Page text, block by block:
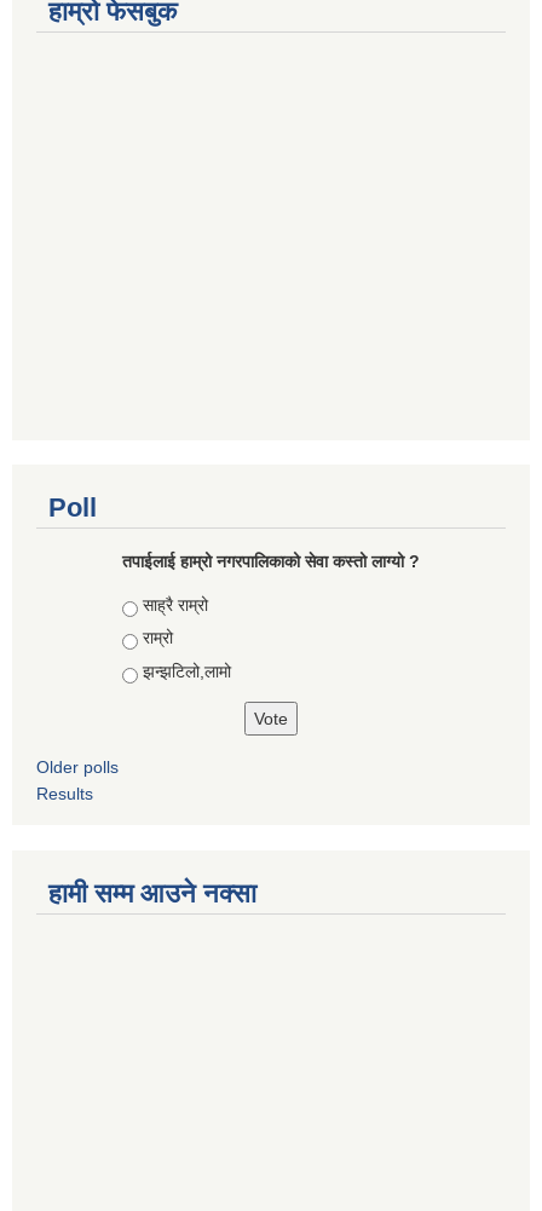
हाम्रो फेसबुक
Poll
तपाईलाई हाम्रो नगरपालिकाको सेवा कस्तो लाग्यो ?
Choices
साह्रै राम्रो
राम्रो
झन्झटिलो,लामो
Older polls
Results
हामी सम्म आउने नक्सा